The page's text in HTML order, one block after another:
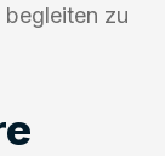
zu